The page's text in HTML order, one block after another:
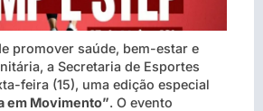
promover saúde, bem-estar e
a Secretaria de Esportes
feira (15), uma edição especial
em Movimento”. O evento